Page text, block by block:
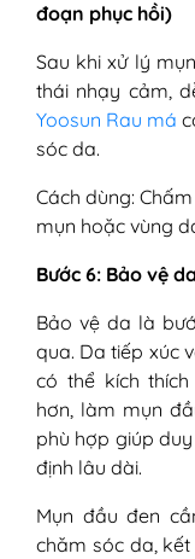
đoạn phục hồi)
Sau khi xử lý
thái nhạy cảm,
Yoosun Rau má
sóc da.
Cách dùng:
mụn hoặc vùng
Bước 6: Bảo vệ da
Bảo vệ da là
qua. Da tiếp xúc
có thể kích
hơn, làm mụn
phù hợp giúp
định lâu dài.
Mụn đầu đen
chăm sóc da,